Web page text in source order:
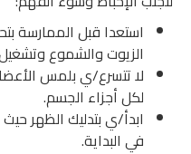
استعدا قبل الممارسة
الزيوت والشموع
لا تتسرع/ي بلمس
لكل أجزاء الجسم.
ابدأ/ي بتدليك الظهر
في البداية.